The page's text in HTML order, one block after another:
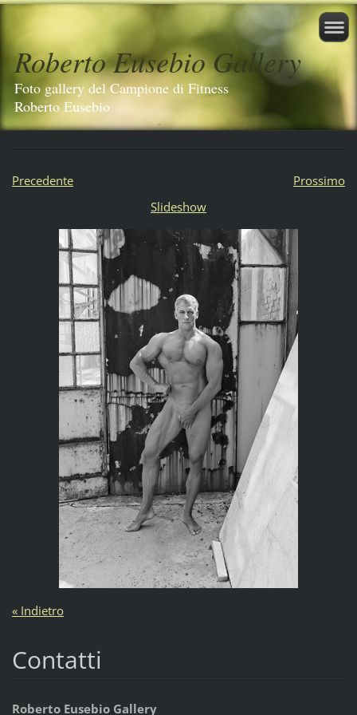
Roberto Eusebio Gallery
Foto gallery del Campione di Fitness
Roberto Eusebio
Precedente
Prossimo
Slideshow
« Indietro
Contatti
Roberto Eusebio Gallery